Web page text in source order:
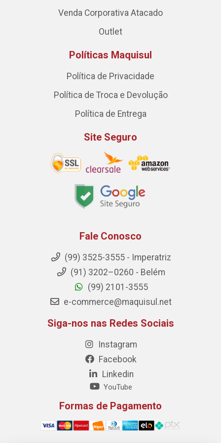
Venda Corporativa Atacado
Outlet
Políticas Maquisul
Política de Privacidade
Política de Troca e Devolução
Política de Entrega
Site Seguro
Fale Conosco
(99) 3525-3555 - Imperatriz
(91) 3202–0260 - Belém
(99) 2101-3555
e-commerce@maquisul.net
Siga-nos nas Redes Sociais
Instagram
Facebook
Linkedin
YouTube
Formas de Pagamento